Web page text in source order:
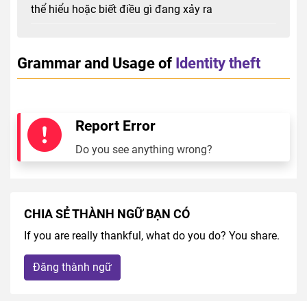
thể hiểu hoặc biết điều gì đang xảy ra
Grammar and Usage of Identity theft
Report Error
Do you see anything wrong?
CHIA SẺ THÀNH NGỮ BẠN CÓ
If you are really thankful, what do you do? You share.
Đăng thành ngữ